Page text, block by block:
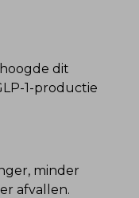
dit
1-productie
minder
afvallen.